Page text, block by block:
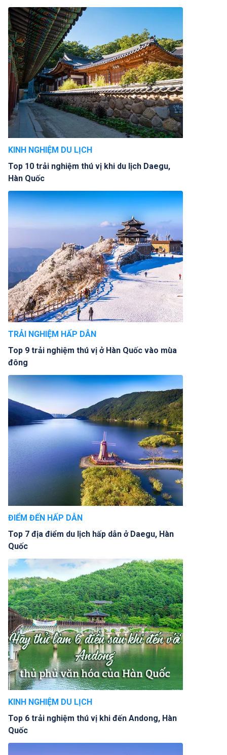
KINH NGHIỆM DU LỊCH
Top 10 trải nghiệm thú vị khi du lịch Daegu,
Hàn Quốc
TRẢI NGHIỆM HẤP DẪN
Top 9 trải nghiệm thú vị ở Hàn Quốc vào mùa
đông
ĐIỂM ĐẾN HẤP DẪN
Top 7 địa điểm du lịch hấp dẫn ở Daegu, Hàn
Quốc
KINH NGHIỆM DU LỊCH
Top 6 trải nghiệm thú vị khi đến Andong, Hàn
Quốc